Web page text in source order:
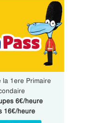
la 1ere Primaire
6€/heure
16€/heure